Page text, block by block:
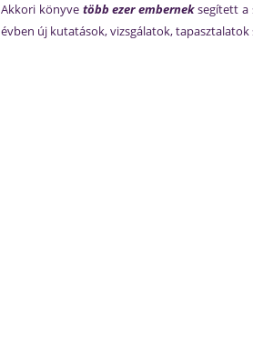
Akkori könyve több ezer emberneksegített a
évben új kutatások, vizsgálatok,